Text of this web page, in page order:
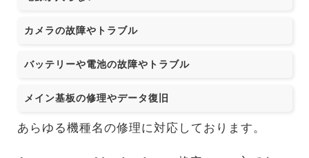
カメラの故障やトラブル
バッテリーや電池の故障やトラブル
メイン基板の修理やデータ復旧
あらゆる機種名の修理に対応しております。